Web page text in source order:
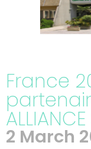
France
2 March